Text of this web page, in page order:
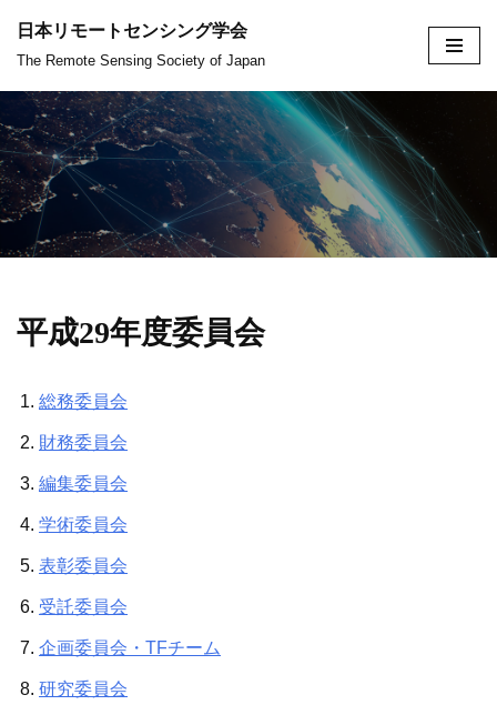
コ
ン
テ
ン
ツ
へ
ス
プ
日本リモートセンシング学会
The Remote Sensing Society of Japan
平成29年度委員会
総務委員会
財務委員会
編集委員会
学術委員会
表彰委員会
受託委員会
企画委員会・TFチーム
研究委員会